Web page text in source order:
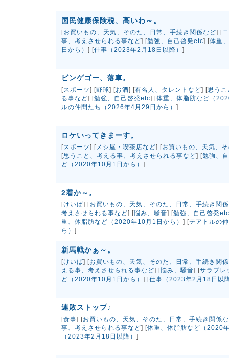
国民健康保険税、高いわ～。
[お買いもの、天気、そのた、日常、手続き関係など] [
事、考えさせられる事など] [勉強、自己啓発etc] [体重
日から） ] [仕事（2023年2月18日以降） ]
ビンゲゴー、落車。
[スポーツ] [野球] [お酒] [有名人、タレントなど] [思うこ
る事など] [勉強、自己啓発etc] [体重、体脂肪など（
ルの仲間たち（2026年4月29日から） ]
ロケいってきまーす。
[スポーツ] [メシ屋・喫茶店など] [お買いもの、天気、
[思うこと、考える事、考えさせられる事など] [勉強、
ど（2020年10月1日から） ]
2着か～。
[けいば] [お買いもの、天気、そのた、日常、手続き関
考えさせられる事など] [悩み、騒音] [勉強、自己啓発etc
重、体脂肪など（2020年10月1日から） ] [テアトルの
ら） ]
新馬戦かぁ～。
[けいば] [お買いもの、天気、そのた、日常、手続き関
える事、考えさせられる事など] [悩み、騒音] [サラブレ
ど（2020年10月1日から） ] [仕事（2023年2月18日以
連敗ストップ♪
[食事] [お買いもの、天気、そのた、日常、手続き関係
事、考えさせられる事など] [体重、体脂肪など（2020
（2023年2月18日以降） ]